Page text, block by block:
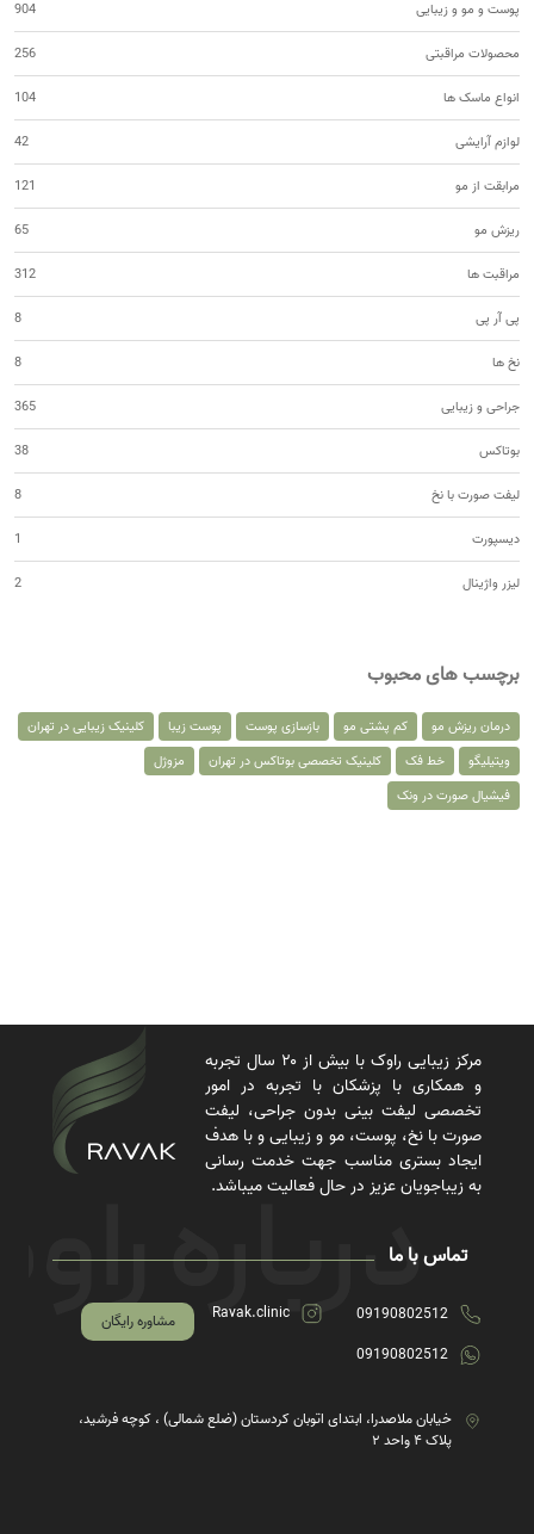
پوست و مو و زیبایی 904
محصولات مراقبتی 256
انواع ماسک ها 104
لوازم آرایشی 42
مرابقت از مو 121
ریزش مو 65
مراقبت ها 312
پی آر پی 8
نخ ها 8
جراحی و زیبایی 365
بوتاکس 38
لیفت صورت با نخ 8
دیسپورت 1
لیزر واژینال 2
برچسب های محبوب
درمان ریزش مو کم پشتی مو بازسازی پوست پوست زیبا
کلینیک زیبایی در تهران
ویتیلیگو
خط فک کلینیک تخصصی بوتاکس در تهران
مزوژل
فیشیال صورت در ونک
مرکز زیبایی راوک با بیش از ۲۰ سال تجربه
و همکاری با پزشکان با تجربه در امور
تخصصی لیفت بینی بدون جراحی، لیفت
صورت با نخ، پوست، مو و زیبایی و با هدف
ایجاد بستری مناسب جهت خدمت رسانی
به زیباجویان عزیز در حال فعالیت میباشد.
تماس با ما
09190802512
09190802512
Ravak.clinic مشاوره رایگان
خیابان ملاصدرا، ابتدای اتوبان کردستان (ضلع شمالی) ، کوچه فرشید،
پلاک ۴ واحد ۲